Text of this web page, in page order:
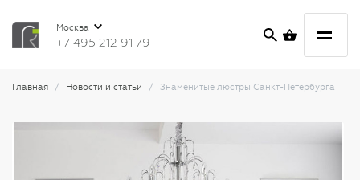
Москва
+7 495 212 91 79
Главная Новости и статьи Знаменитые люстры Санкт-Петербурга